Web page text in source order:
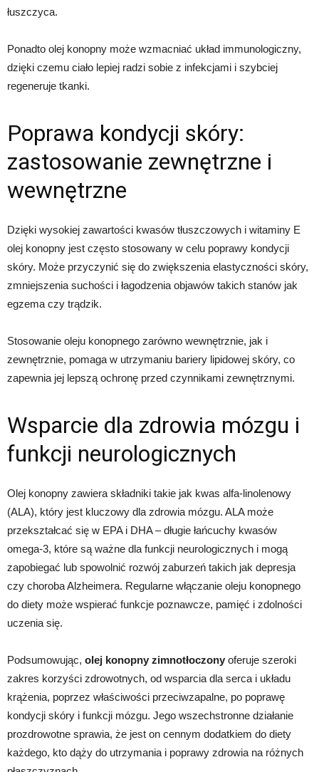
łuszczyca.
Ponadto olej konopny może wzmacniać układ immunologiczny,
dzięki czemu ciało lepiej radzi sobie z infekcjami i szybciej
regeneruje tkanki.
Poprawa kondycji skóry:
zastosowanie zewnętrzne i
wewnętrzne
Dzięki wysokiej zawartości kwasów tłuszczowych i witaminy E
olej konopny jest często stosowany w celu poprawy kondycji
skóry. Może przyczynić się do zwiększenia elastyczności skóry,
zmniejszenia suchości i łagodzenia objawów takich stanów jak
egzema czy trądzik.
Stosowanie oleju konopnego zarówno wewnętrznie, jak i
zewnętrznie, pomaga w utrzymaniu bariery lipidowej skóry, co
zapewnia jej lepszą ochronę przed czynnikami zewnętrznymi.
Wsparcie dla zdrowia mózgu i
funkcji neurologicznych
Olej konopny zawiera składniki takie jak kwas alfa-linolenowy
(ALA), który jest kluczowy dla zdrowia mózgu. ALA może
przekształcać się w EPA i DHA – długie łańcuchy kwasów
omega-3, które są ważne dla funkcji neurologicznych i mogą
zapobiegać lub spowolnić rozwój zaburzeń takich jak depresja
czy choroba Alzheimera. Regularne włączanie oleju konopnego
do diety może wspierać funkcje poznawcze, pamięć i zdolności
uczenia się.
Podsumowując, olej konopny zimnotłoczony oferuje szeroki
zakres korzyści zdrowotnych, od wsparcia dla serca i układu
krążenia, poprzez właściwości przeciwzapalne, po poprawę
kondycji skóry i funkcji mózgu. Jego wszechstronne działanie
prozdrowotne sprawia, że jest on cennym dodatkiem do diety
każdego, kto dąży do utrzymania i poprawy zdrowia na różnych